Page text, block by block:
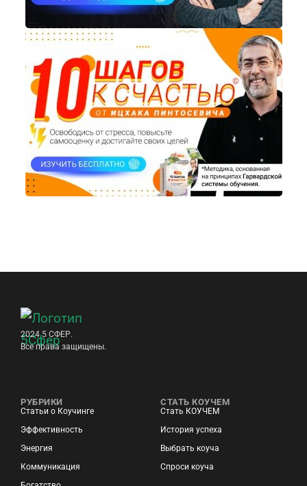
2024 5 СФЕР.
Все права защищены.
РУБРИКИ
Статьи о Коучинге
Эффективность
Энергия
Коммуникация
СТАТЬ КОУЧЕМ
Стать КОУЧЕМ
История успеха
Выбрать коуча
Спроси коуча